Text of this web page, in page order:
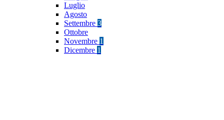
Luglio
Agosto
Settembre 3
Ottobre
Novembre 1
Dicembre 1